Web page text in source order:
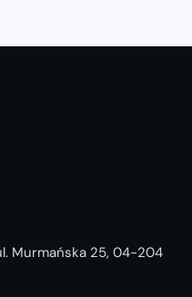
Murmańska 25, 04-204